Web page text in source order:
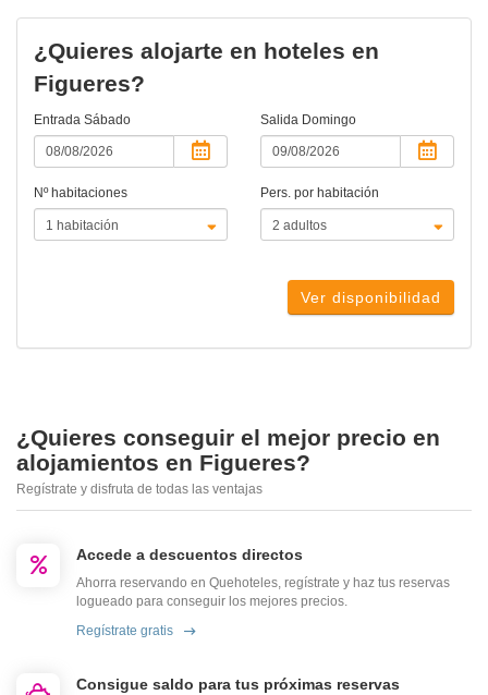
¿Quieres alojarte en hoteles en
Figueres?
Entrada Sábado Salida Domingo
Nº habitaciones Pers. por habitación
Ver disponibilidad
¿Quieres conseguir el mejor precio en
alojamientos en Figueres?
Regístrate y disfruta de todas las ventajas
Accede a descuentos directos
Ahorra reservando en Quehoteles, regístrate y haz tus reservas
logueado para conseguir los mejores precios.
Regístrate gratis
Consigue saldo para tus próximas reservas